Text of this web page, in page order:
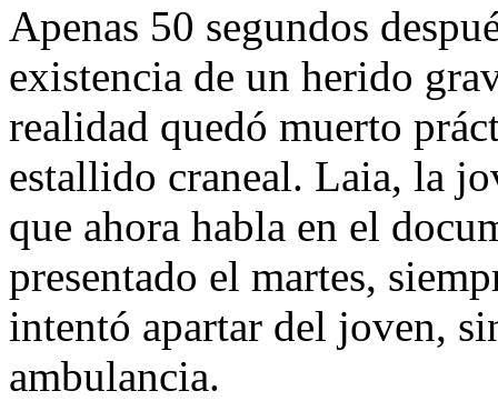
Apenas 50 segundos
existencia de un herido
realidad quedó muerto
estallido craneal. Laia, la
que ahora habla en el
presentado el martes,
intentó apartar del joven,
ambulancia.